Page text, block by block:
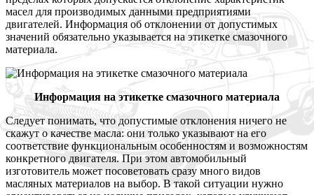
масел для производимых данными предприятиями
двигателей. Информация об отклонении от допустимых
значений обязательно указывается на этикетке смазочного
материала.
Информация на этикетке смазочного материала
Следует понимать, что допустимые отклонения ничего не
скажут о качестве масла: они только указывают на его
соответствие функциональным особенностям и возможностям
конкретного двигателя. При этом автомобильный
изготовитель может посоветовать сразу много видов
масляных материалов на выбор. В такой ситуации нужно